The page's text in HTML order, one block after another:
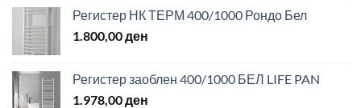
Регистер НК ТЕРМ 400/1000 Рондо Бел
1.800,00ден
Регистер заоблен 400/1000 БЕЛ LIFE PAN
1.978,00ден